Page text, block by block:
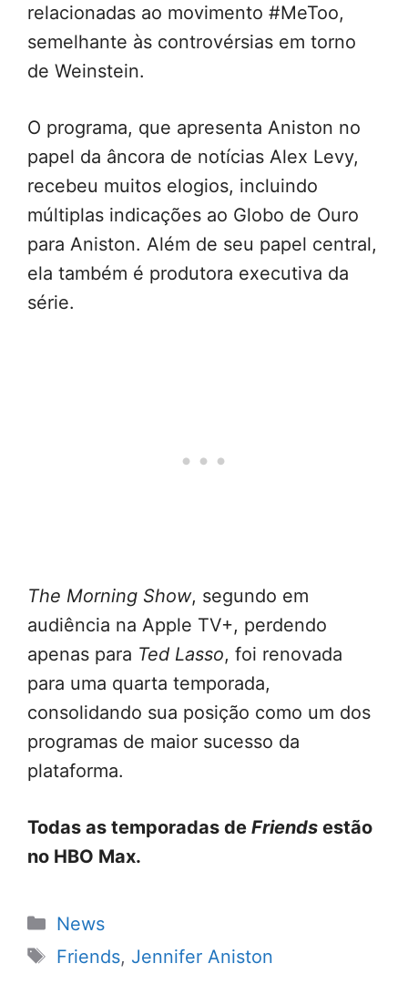
relacionadas ao movimento #MeToo,
semelhante às controvérsias em torno
de Weinstein.
O programa, que apresenta Aniston no
papel da âncora de notícias Alex Levy,
recebeu muitos elogios, incluindo
múltiplas indicações ao Globo de Ouro
para Aniston. Além de seu papel central,
ela também é produtora executiva da
série.
The Morning Show, segundo em
audiência na Apple TV+, perdendo
apenas para Ted Lasso, foi renovada
para uma quarta temporada,
consolidando sua posição como um dos
programas de maior sucesso da
plataforma.
Todas as temporadas de Friends estão
no HBO Max.
Categorias
News
Tags
Friends, Jennifer Aniston